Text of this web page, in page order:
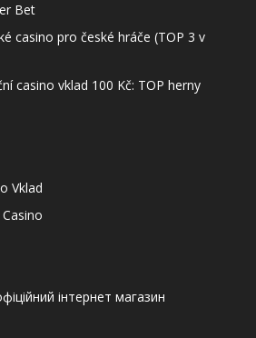
Bet
casino pro české hráče (TOP 3 v
casino vklad 100 Kč: TOP herny
Vklad
інтернет магазин